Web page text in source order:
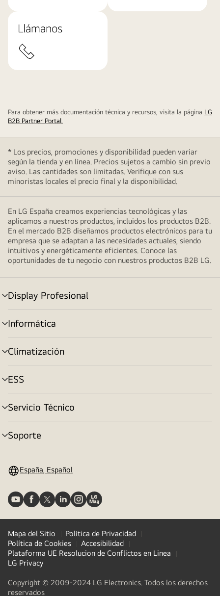
Llámanos
Para obtener más documentación técnica y recursos, visita la página LG
B2B Partner Portal.
* Los precios, promociones y disponibilidad pueden variar
según la tienda y en línea. Precios sujetos a cambio sin previo
aviso. Las cantidades son limitadas. Verifique con sus
minoristas locales el precio final y la disponibilidad.
En LG España creamos experiencias tecnológicas y las
aplicamos a nuestros productos, incluidos los productos B2B.
En el mercado B2B diseñamos productos electrónicos para tu
empresa que se adaptan a las necesidades actuales, siendo
intuitivos y energéticamente eficientes. Conoce las
oportunidades de tu negocio con nuestros productos B2B LG.
Display Profesional
Alternar
menú
Informática
Alternar
menú
Climatización
Alternar
menú
ESS
Alternar
menú
Servicio Técnico
Alternar
menú
Soporte
Alternar
España, Español
Mapa del Sitio
Política de Privacidad
Política de Cookies
Accesibilidad
Plataforma UE Resolucion de Conflictos en Linea
LG Privacy
Copyright © 2009-2024 LG Electronics. Todos los derechos
reservados